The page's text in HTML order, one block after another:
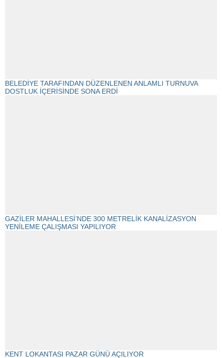
BELEDİYE TARAFINDAN DÜZENLENEN ANLAMLI TURNUVA
DOSTLUK İÇERİSİNDE SONA ERDİ
GAZİLER MAHALLESİ’NDE 300 METRELİK KANALİZASYON
YENİLEME ÇALIŞMASI YAPILIYOR
KENT LOKANTASI PAZAR GÜNÜ AÇILIYOR